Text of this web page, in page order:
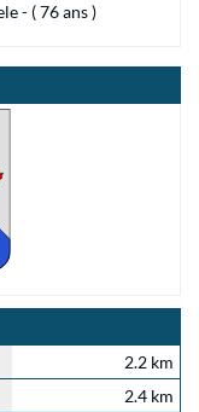
- ( 76 ans )
2.2 km
2.4 km